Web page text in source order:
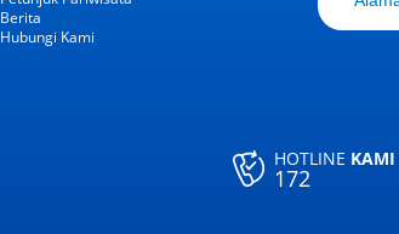
Berita
Hubungi Kami
HOTLINE KAMI
172